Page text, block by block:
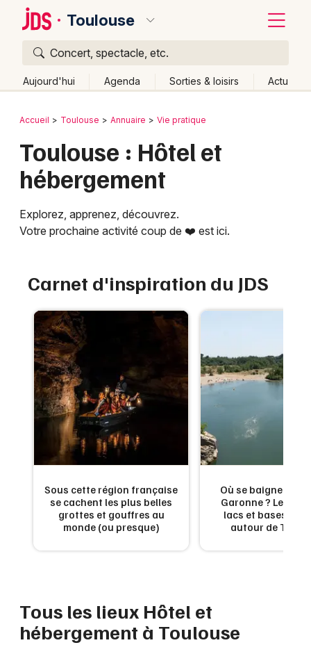
Toulouse
Concert, spectacle, etc.
Aujourd'hui Agenda Sorties & loisirs Actu
Publier un événement
Grands événements
Activité & Expérience
Foires & salons
Spectacles
Concerts
Sports
Soirées
Expos
Hôtel et hébergement en Midi-Pyrénées
Hôtel et hébergement en Occitanie
Bordeaux
Colmar
Lyon
Mulhouse
Montpellier
Nantes
Nice
Paris
Strasbourg
Toulouse
Toutes les villes
Retour
Accueil Toulouse Annuaire Vie pratique
Toulouse : Hôtel et
hébergement
Explorez, apprenez, découvrez.
Votre prochaine activité coup de ❤️ est ici.
Carnet d'inspiration du JDS
Sous cette région française
se cachent les plus belles
grottes et gouffres au
monde (ou presque)
Où se baigner en
Garonne ? Les
lacs et bases de
autour de
Tous les lieux Hôtel et
hébergement à Toulouse
Quoi ?
Où ?
Midi-Pyrénées
Partout Près de moi Changer de lieu
Quand ?
Aujourd'hui